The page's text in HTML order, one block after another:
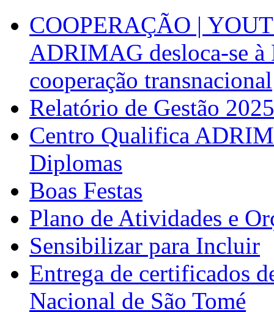
COOPERAÇÃO |
ADRIMAG desloca-se
cooperação transnacional
Relatório de Gestão 2025
Centro Qualifica
Diplomas
Boas Festas
Plano de Atividades e
Sensibilizar para Incluir
Entrega de certificados
Nacional de São Tomé